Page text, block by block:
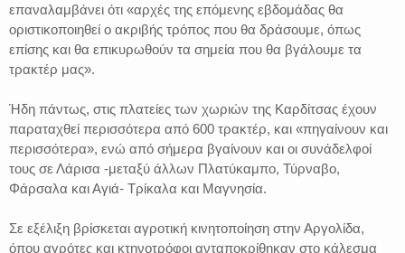
επαναλαμβάνει ότι «αρχές της επόμενης εβδομάδας θα
οριστικοποιηθεί ο ακριβής τρόπος που θα δράσουμε, όπως
επίσης και θα επικυρωθούν τα σημεία που θα βγάλουμε τα
τρακτέρ μας».
Ήδη πάντως, στις πλατείες των χωριών της Καρδίτσας έχουν
παραταχθεί περισσότερα από 600 τρακτέρ, και «πηγαίνουν και
περισσότερα», ενώ από σήμερα βγαίνουν και οι συνάδελφοί
τους σε Λάρισα -μεταξύ άλλων Πλατύκαμπο, Τύρναβο,
Φάρσαλα και Αγιά- Τρίκαλα και Μαγνησία.
Σε εξέλιξη βρίσκεται αγροτική κινητοποίηση στην Αργολίδα,
όπου αγρότες και κτηνοτρόφοι ανταποκρίθηκαν στο κάλεσμα